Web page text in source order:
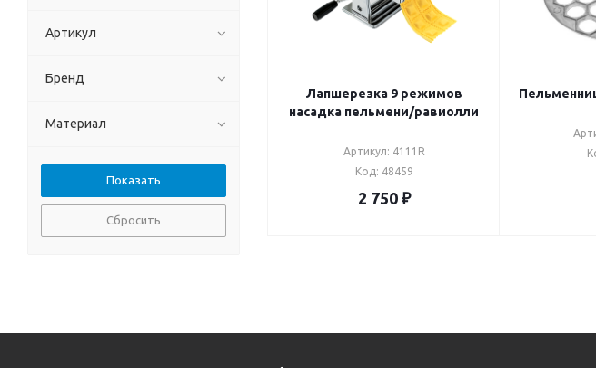
Лапшерезка 9 режимов
насадка пельмени/равиолли
Артикул: 4111R
Код: 48459
2 750₽
Артикул
Бренд
Материал
Сбросить